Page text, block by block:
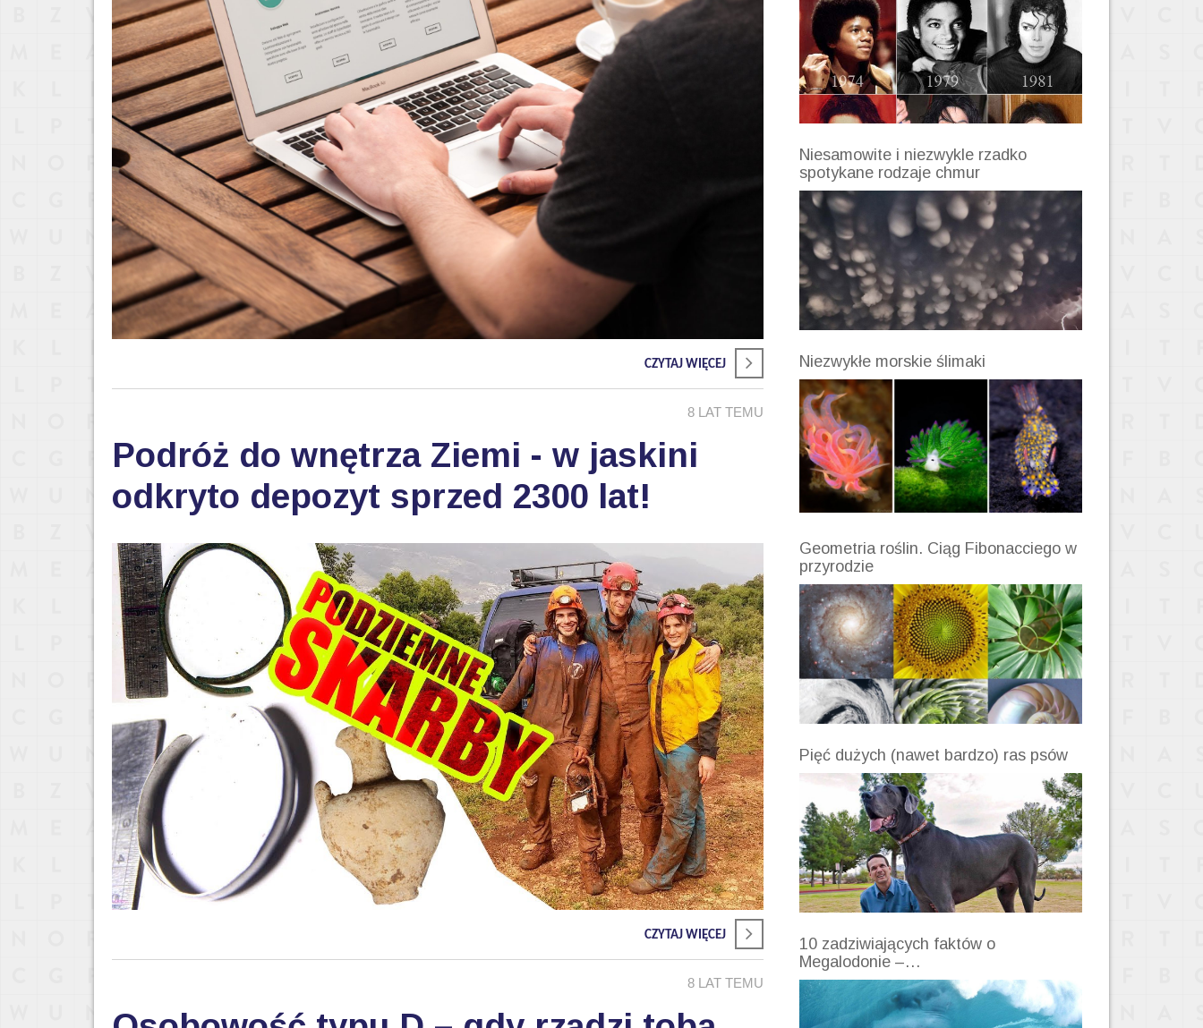
CZYTAJ WIĘCEJ
8 LAT TEMU
Podróż do wnętrza Ziemi - w jaskini
odkryto depozyt sprzed 2300 lat!
CZYTAJ WIĘCEJ
8 LAT TEMU
Niesamowite i niezwykle rzadko
spotykane rodzaje chmur
Niezwykłe morskie ślimaki
Geometria roślin. Ciąg Fibonacciego w
przyrodzie
Pięć dużych (nawet bardzo) ras psów
10 zadziwiających faktów o
Megalodonie –…